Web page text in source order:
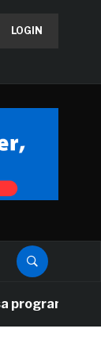
LOGIN